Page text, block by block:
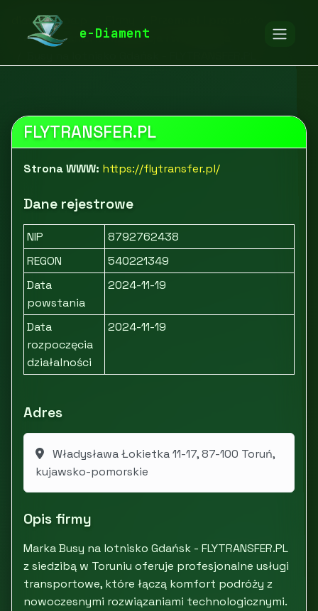
e-Diament
diamentspa.pl
Ogrzewanie, klimatyzacja i wentylacja
FLYTRANSFER.PL
Strona WWW: https://flytransfer.pl/
Dane rejestrowe
NIP
8792762438
REGON
540221349
Data
powstania
2024-11-19
Data
rozpoczęcia
działalności
2024-11-19
Adres
Władysława Łokietka 11-17, 87-100 Toruń,
kujawsko-pomorskie
Opis firmy
Marka Busy na lotnisko Gdańsk - FLYTRANSFER.PL
z siedzibą w Toruniu oferuje profesjonalne usługi
transportowe, które łączą komfort podróży z
nowoczesnymi rozwiązaniami technologicznymi.